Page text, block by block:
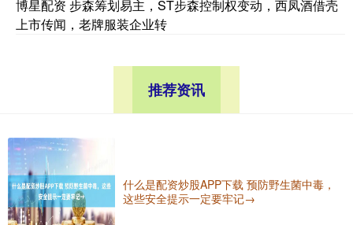
博星配资 步森筹划易主，ST步森控制权变动，西凤酒借壳
上市传闻，老牌服装企业转
推荐资讯
什么是配资炒股APP下载 预防野生菌中毒，
这些安全提示一定要牢记→